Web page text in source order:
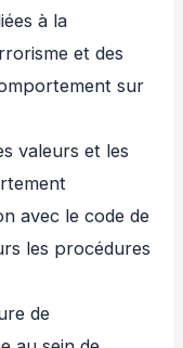
à la
et des
sur
valeurs et les
avec le code de
les procédures
de